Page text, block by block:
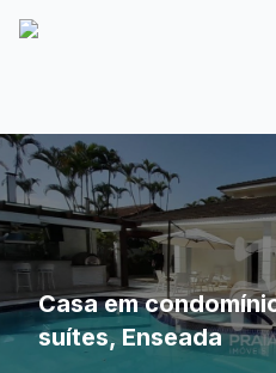
Casa em
suítes, Enseada